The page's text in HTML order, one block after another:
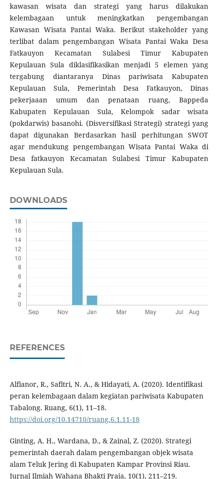
kawasan wisata dan strategi yang harus dilakukan
kelembagaan untuk meningkatkan pengembangan
Kawasan Wisata Pantai Waka. Berikut stakeholder yang
terlibat dalam pengembangan Wisata Pantai Waka Desa
Fatkauyon Kecamatan Sulabesi Timur Kabupaten
Kepulauan Sula diklasifikasikan menjadi 5 elemen yang
tergabung diantaranya Dinas pariwisata Kabupaten
Kepulauan Sula, Pemerintah Desa Fatkauyon, Dinas
pekerjaaan umum dan penataan ruang, Bappeda
Kabupaten Kepulauan Sula, Kelompok sadar wisata
(pokdarwis) basanohi. (Disversifikasi Strategi) strategi yang
dapat digunakan Berdasarkan hasil perhitungan SWOT
agar mendukung pengembangan Wisata Pantai Waka di
Desa fatkauyon Kecamatan Sulabesi Timur Kabupaten
Kepulauan Sula.
DOWNLOADS
REFERENCES
Alfianor, R., Safitri, N. A., & Hidayati, A. (2020). Identifikasi
peran kelembagaan dalam kegiatan pariwisata Kabupaten
Tabalong. Ruang, 6(1), 11–18.
https://doi.org/10.14710/ruang.6.1.11-18
Ginting, A. H., Wardana, D., & Zainal, Z. (2020). Strategi
pemerintah daerah dalam pengembangan objek wisata
alam Teluk Jering di Kabupaten Kampar Provinsi Riau.
Jurnal Ilmiah Wahana Bhakti Praja, 10(1), 211–219.